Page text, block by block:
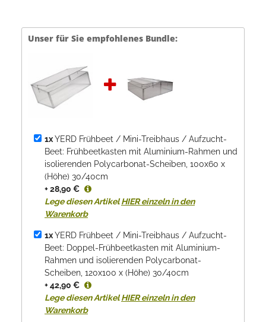
Unser für Sie empfohlenes Bundle:
1xYERD Frühbeet / Mini-Treibhaus / Aufzucht-
Beet: Frühbeetkasten mit Aluminium-Rahmen und
isolierenden Polycarbonat-Scheiben, 100x60 x
(Höhe) 30/40cm
+ 28,90 €
Lege diesen ArtikelHIER einzeln in den
Warenkorb
1xYERD Frühbeet / Mini-Treibhaus / Aufzucht-
Beet: Doppel-Frühbeetkasten mit Aluminium-
Rahmen und isolierenden Polycarbonat-
Scheiben, 120x100 x (Höhe) 30/40cm
+ 42,90 €
Lege diesen ArtikelHIER einzeln in den
Warenkorb